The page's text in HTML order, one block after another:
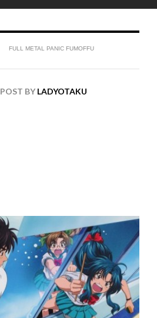
FULL METAL PANIC FUMOFFU
POST BY LADYOTAKU